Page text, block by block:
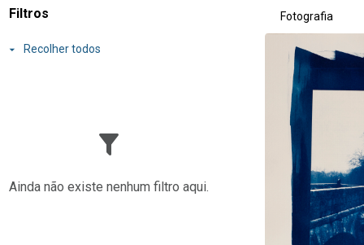
Filtros
Recolher todos
Ainda não existe nenhum filtro aqui.
Resultados da
Fotografia